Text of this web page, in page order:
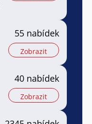
55 nabídek
Zobrazit
40 nabídek
Zobrazit